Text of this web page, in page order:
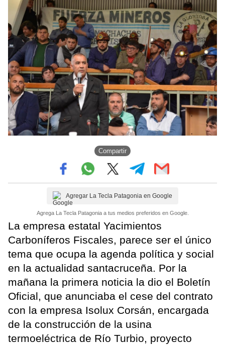
Compartir
Agregar La Tecla Patagonia en Google
Agrega La Tecla Patagonia a tus medios preferidos en Google.
La empresa estatal Yacimientos
Carboníferos Fiscales, parece ser el único
tema que ocupa la agenda política y social
en la actualidad santacruceña. Por la
mañana la primera noticia la dio el Boletín
Oficial, que anunciaba el cese del contrato
con la empresa Isolux Corsán, encargada
de la construcción de la usina
termoeléctrica de Río Turbio, proyecto